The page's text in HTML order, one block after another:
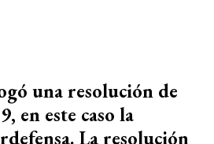
una resolución de
en este caso la
La resolución